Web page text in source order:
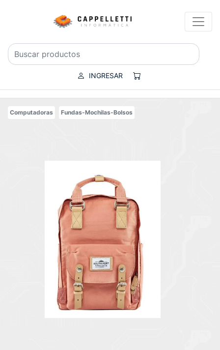
INGRESAR
Computadoras Fundas-Mochilas-Bolsos